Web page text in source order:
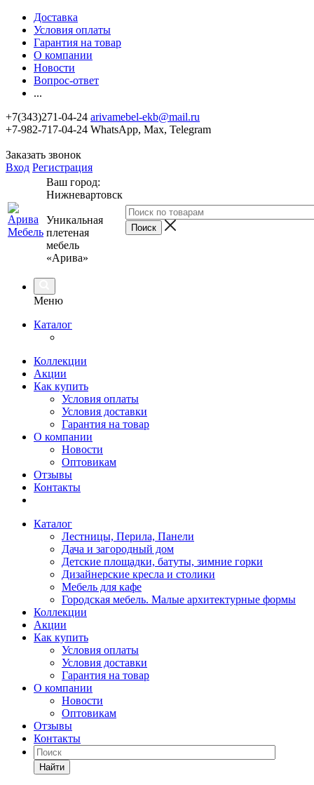
Доставка
Условия оплаты
Гарантия на товар
О компании
Новости
Вопрос-ответ
...
+7(343)271-04-24 arivamebel-ekb@mail.ru
+7-982-717-04-24 WhatsApp, Max, Telegram
Заказать звонок
Вход Регистрация
Ваш город:
Нижневартовск
Уникальная
плетеная
мебель
«Арива»
Меню
Каталог
Коллекции
Акции
Как купить
Условия оплаты
Условия доставки
Гарантия на товар
О компании
Новости
Оптовикам
Отзывы
Контакты
Каталог
Лестницы, Перила, Панели
Дача и загородный дом
Детские площадки, батуты, зимние горки
Дизайнерские кресла и столики
Мебель для кафе
Городская мебель. Малые архитектурные формы
Коллекции
Акции
Как купить
Условия оплаты
Условия доставки
Гарантия на товар
О компании
Новости
Оптовикам
Отзывы
Контакты
Найти